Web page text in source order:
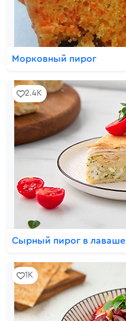
Морковный пирог
2.4K
Сырный пирог в лаваше
1K